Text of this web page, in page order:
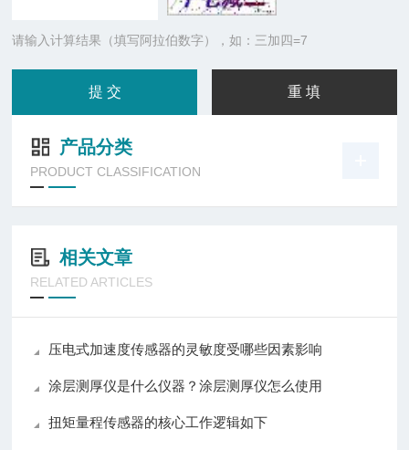
请输入计算结果（填写阿拉伯数字），如：三加四=7
产品分类
PRODUCT CLASSIFICATION
相关文章
RELATED ARTICLES
压电式加速度传感器的灵敏度受哪些因素影响
涂层测厚仪是什么仪器？涂层测厚仪怎么使用
扭矩量程传感器的核心工作逻辑如下